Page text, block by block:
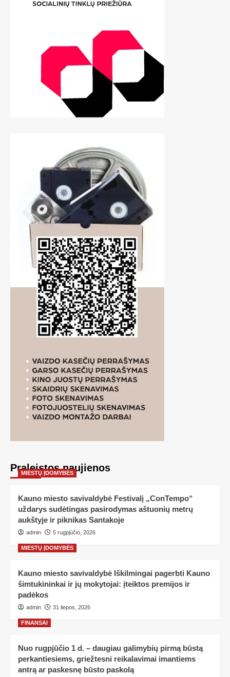
Praleistos naujienos
MIESTŲ ĮDOMYBĖS
Kauno miesto savivaldybė Festivalį „ConTempo“
uždarys sudėtingas pasirodymas aštuonių metrų
aukštyje ir piknikas Santakoje
admin 5 rugpjūčio, 2026
MIESTŲ ĮDOMYBĖS
Kauno miesto savivaldybė Iškilmingai pagerbti Kauno
šimtukininkai ir jų mokytojai: įteiktos premijos ir
padėkos
admin 31 liepos, 2026
FINANSAI
Nuo rugpjūčio 1 d. – daugiau galimybių pirmą būstą
perkantiesiems, griežtesni reikalavimai imantiems
antrą ar paskesnę būsto paskolą